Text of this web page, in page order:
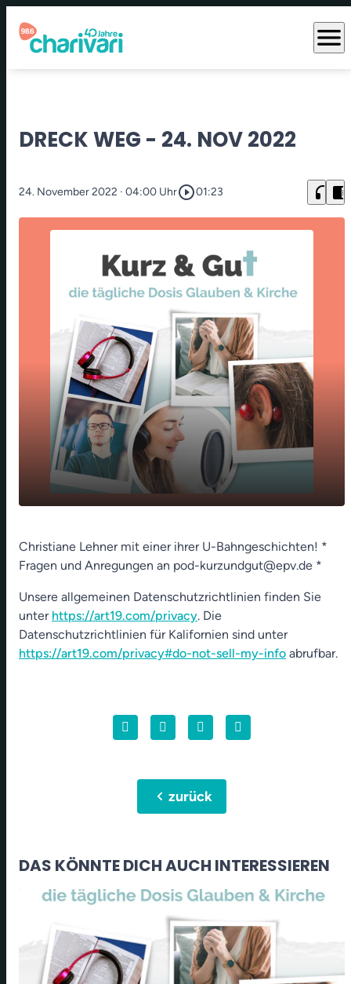
menu
DRECK WEG - 24. NOV 2022
24. November 2022 · 04:00 Uhrplay_circle_outline01:23 headphones chrome_reader_mode
play_arrow
00:00 01:23
Christiane Lehner mit einer ihrer U-Bahngeschichten! *
Fragen und Anregungen an pod-kurzundgut@epv.de *
Unsere allgemeinen Datenschutzrichtlinien finden Sie
unter https://art19.com/privacy. Die
Datenschutzrichtlinien für Kalifornien sind unter
https://art19.com/privacy#do-not-sell-my-info abrufbar.
chevron_leftzurück
DAS KÖNNTE DICH AUCH INTERESSIEREN